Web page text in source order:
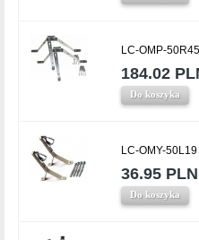
LC-OMP-
184.02
Do koszyka
LC-OMY-50L19
36.95 PLN
Do koszyka